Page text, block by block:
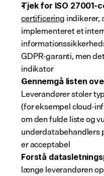
Tjek for ISO 27001-
certificering indikerer,
implementeret et
GDPR-garanti, men
indikator
Gennemgå listen
Leverandører stoler
(for eksempel cloud-
om den fulde liste og
underdatabehandlers
er acceptabel
Forstå
længe leverandøren